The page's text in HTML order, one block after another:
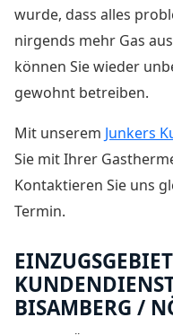
wurde, dass alles
nirgends mehr Gas
können Sie wieder
gewohnt betreiben.
Mit unserem Junkers
Sie mit Ihrer
Kontaktieren Sie uns
Termin.
BISAMBERG /